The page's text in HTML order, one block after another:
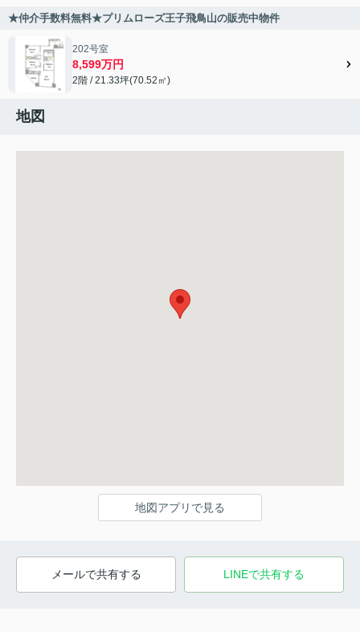
★仲介手数料無料★プリムローズ王子飛鳥山の販売中物件
202号室
8,599万円
2階 / 21.33坪(70.52㎡)
地図
地図アプリで見る
メールで共有する LINEで共有する